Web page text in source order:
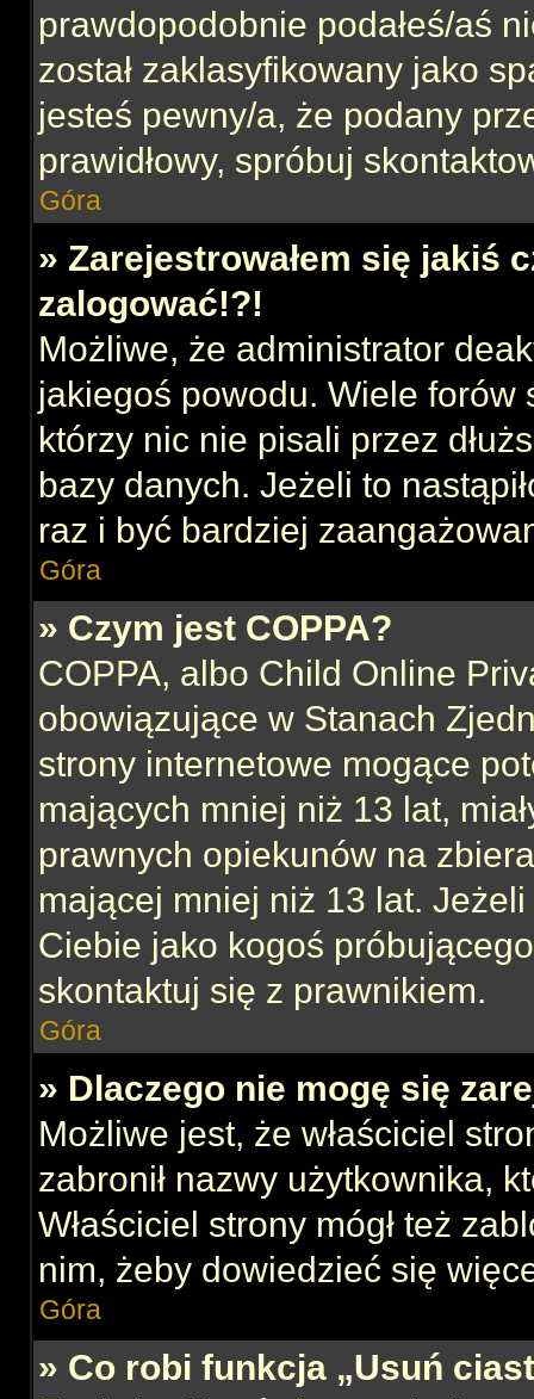
prawdopodobnie podałeś/aś
został zaklasyfikowany jako
jesteś pewny/a, że podany
prawidłowy, spróbuj
Góra
» Zarejestrowałem się jakiś
zalogować!?!
Możliwe, że administrator
jakiegoś powodu. Wiele forów
którzy nic nie pisali przez
bazy danych. Jeżeli to
raz i być bardziej
Góra
» Czym jest COPPA?
COPPA, albo Child Online
obowiązujące w Stanach
strony internetowe mogące
mających mniej niż 13 lat,
prawnych opiekunów na
mającej mniej niż 13 lat.
Ciebie jako kogoś
skontaktuj się z prawnikiem.
Góra
» Dlaczego nie mogę się
Możliwe jest, że właściciel
zabronił nazwy użytkownika,
Właściciel strony mógł też
nim, żeby dowiedzieć się
Góra
» Co robi funkcja „Usuń